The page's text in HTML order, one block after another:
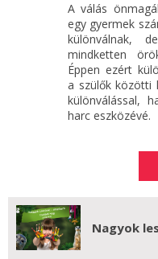
A válás
egy gyermek
különválnak,
mindketten
Éppen ezért
a szülők közötti
különválással,
harc eszközévé.
Nagyok